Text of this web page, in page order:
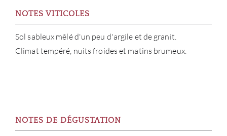
NOTES VITICOLES
Sol sableux mêlé d'un peu d'argile et de granit.
Climat tempéré, nuits froides et matins brumeux.
NOTES DE DÉGUSTATION